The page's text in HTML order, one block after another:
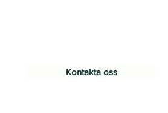
Kontakta oss